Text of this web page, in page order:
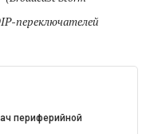
переключателей
периферийной